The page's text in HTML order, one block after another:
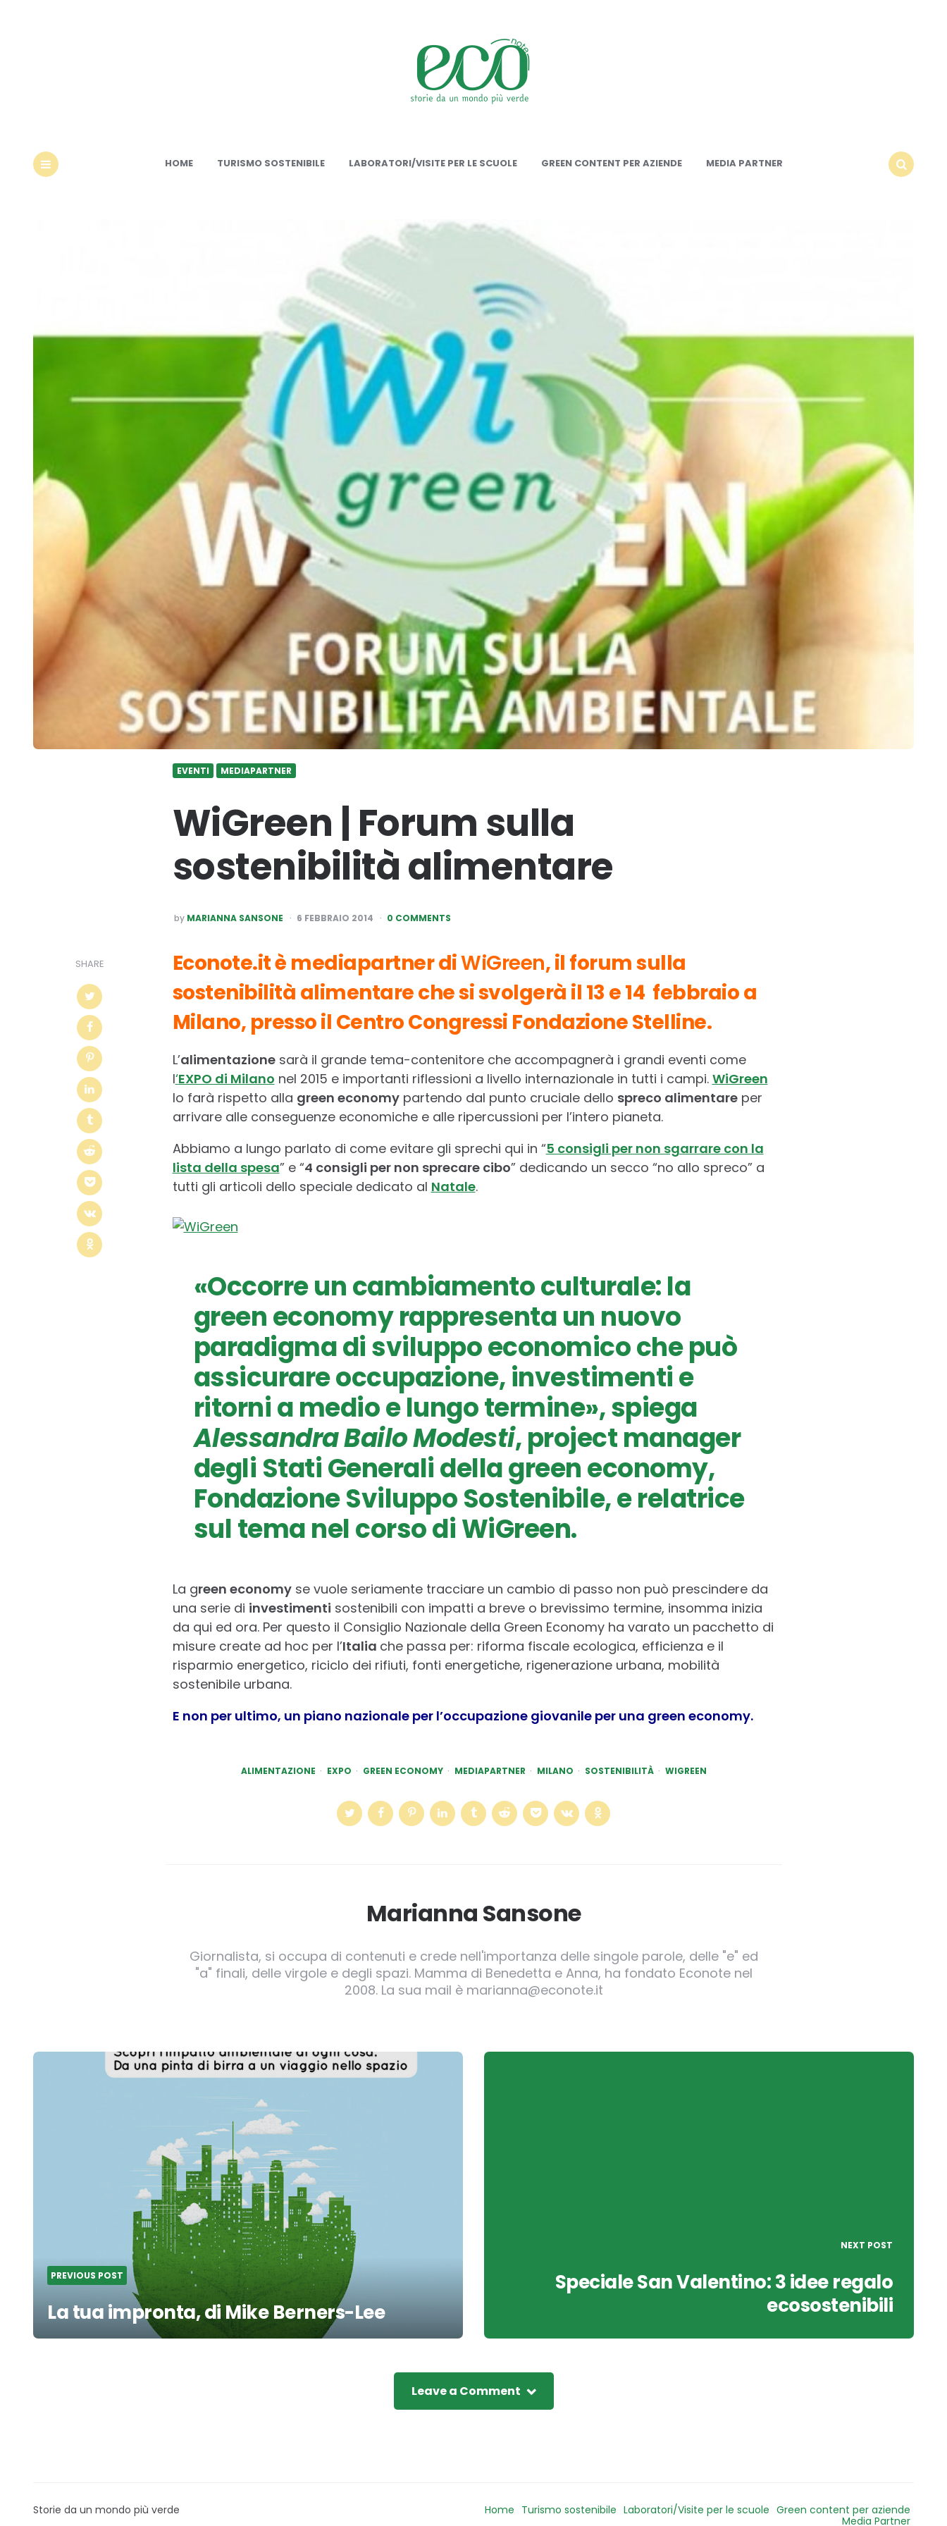
HOME TURISMO SOSTENIBILE LABORATORI/VISITE PER LE SCUOLE GREEN CONTENT PER AZIENDE
MEDIA PARTNER
EVENTI MEDIAPARTNER
WiGreen | Forum sulla
sostenibilità alimentare
POSTED
BY
by MARIANNA SANSONE 6 FEBBRAIO 2014 0 COMMENTS
SHARE Econote.it è mediapartner diWiGreen, il forum sulla
sostenibilità alimentare che si svolgerà il 13 e 14 febbraio a
Milano, presso il Centro Congressi Fondazione Stelline.
L’alimentazionesarà il grande tema-contenitore che accompagnerà i grandi eventi come
l‘EXPO di Milano nel 2015 e importanti riflessioni a livello internazionale in tutti i campi. WiGreen
lo farà rispetto alla green economypartendo dal punto cruciale dello spreco alimentareper
arrivare alle conseguenze economiche e alle ripercussioni per l’intero pianeta.
Abbiamo a lungo parlato di come evitare gli sprechi qui in “5 consigli per non sgarrare con la
lista della spesa” e “4 consigli per non sprecare cibo” dedicando un secco “no allo spreco” a
tutti gli articoli dello speciale dedicato al Natale.
«Occorre un cambiamento culturale: la
green economy rappresenta un nuovo
paradigma di sviluppo economico che può
assicurare occupazione, investimenti e
ritorni a medio e lungo termine», spiega
Alessandra Bailo Modesti, project manager
degli Stati Generali della green economy,
Fondazione Sviluppo Sostenibile, e relatrice
sul tema nel corso di WiGreen.
La green economyse vuole seriamente tracciare un cambio di passo non può prescindere da
una serie di investimenti sostenibili con impatti a breve o brevissimo termine, insomma inizia
da qui ed ora. Per questo il Consiglio Nazionale della Green Economy ha varato un pacchetto di
misure create ad hoc per l’Italia che passa per: riforma fiscale ecologica, efficienza e il
risparmio energetico, riciclo dei rifiuti, fonti energetiche, rigenerazione urbana, mobilità
sostenibile urbana.
E non per ultimo, un piano nazionale per l’occupazione giovanile per una green economy.
ALIMENTAZIONE EXPO GREEN ECONOMY MEDIAPARTNER MILANO SOSTENIBILITÀ WIGREEN
Marianna Sansone
Giornalista, si occupa di contenuti e crede nell'importanza delle singole parole, delle "e" ed
"a" finali, delle virgole e degli spazi. Mamma di Benedetta e Anna, ha fondato Econote nel
2008. La sua mail è marianna@econote.it
Post
navigation
PREVIOUS POST
La tua impronta, di Mike Berners-Lee
NEXT POST
Speciale San Valentino: 3 idee regalo
ecosostenibili
Leave a Comment
Storie da un mondo più verde Home Turismo sostenibile Laboratori/Visite per le scuole Green content per aziende
Media Partner